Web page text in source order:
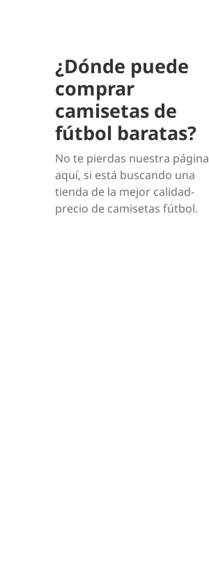
¿Dónde puede
comprar
camisetas de
fútbol baratas?
No te pierdas nuestra página
aquí, si está buscando una
tienda de la mejor calidad-
precio de camisetas fútbol.